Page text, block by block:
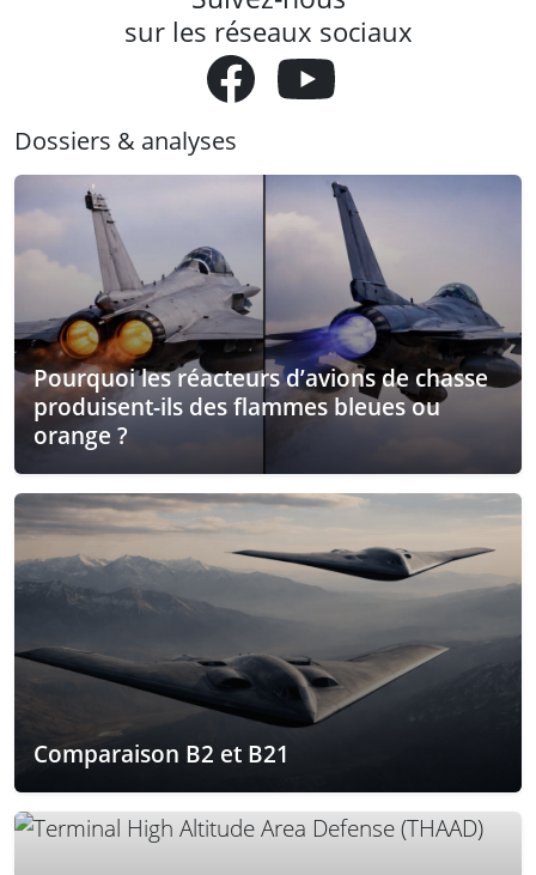
sur les réseaux sociaux
Dossiers & analyses
Pourquoi les réacteurs d’avions de chasse
produisent-ils des flammes bleues ou
orange ?
Comparaison B2 et B21